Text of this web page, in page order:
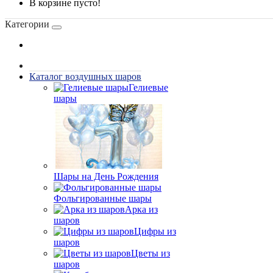
В корзине пусто!
Категории
Каталог воздушных шаров
Гелиевые
шары
Шары на День Рождения
Фольгированные шары
Арка из
шаров
Цифры из
шаров
Цветы из
шаров